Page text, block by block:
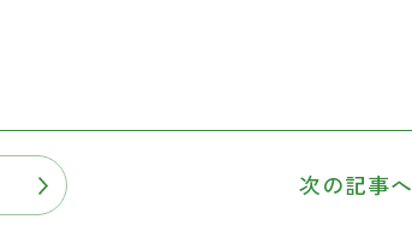
次の記事へ